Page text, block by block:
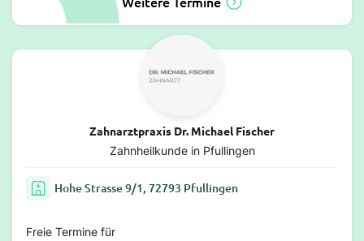
Zahnarztpraxis Dr. Michael Fischer
Zahnheilkunde in Pfullingen
Hohe Strasse 9/1, 72793 Pfullingen
Freie Termine für